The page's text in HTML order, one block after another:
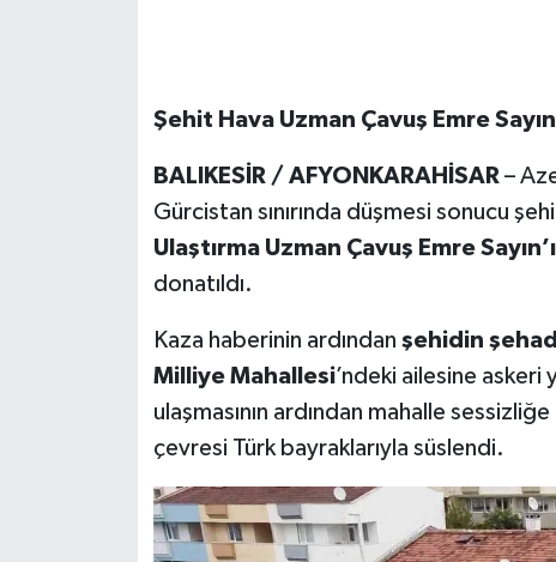
Şehit Hava Uzman Çavuş Emre
BALIKESİR / AFYONKARAHİSAR –
Gürcistan sınırında düşmesi sonucu
Ulaştırma Uzman Çavuş Emre
donatıldı.
Kaza haberinin ardından şehidin
Milliye Mahallesi’ndeki ailesine askeri
ulaşmasının ardından mahalle
çevresi Türk bayraklarıyla süslendi.